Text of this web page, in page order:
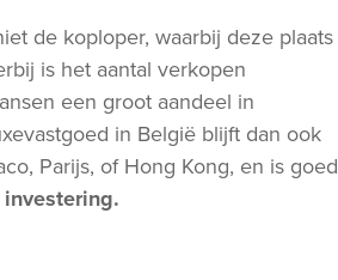
de koploper, waarbij deze plaats
is het aantal verkopen
een groot aandeel in
in België blijft dan ook
Parijs, of Hong Kong, en is goed